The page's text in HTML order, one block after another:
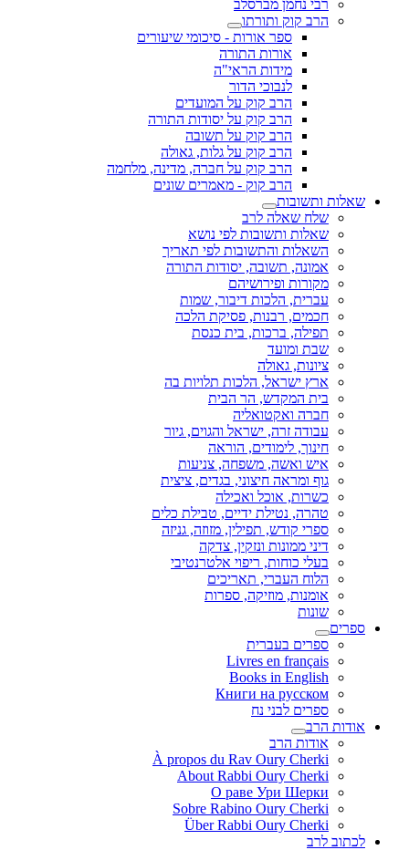
רבי נחמן מברסלב
הרב קוק ותורתו
ספר אורות - סיכומי שיעורים
אורות התורה
מידות הראי"ה
לנבוכי הדור
הרב קוק על המועדים
הרב קוק על יסודות התורה
הרב קוק על תשובה
הרב קוק על גלות, גאולה
הרב קוק על חברה, מדינה, מלחמה
הרב קוק - מאמרים שונים
שאלות ותשובות
שלח שאלה לרב
שאלות ותשובות לפי נושא
השאלות והתשובות לפי תאריך
אמונה, תשובה, יסודות התורה
מקורות ופירושיהם
עברית, הלכות דיבור, שמות
חכמים, רבנות, פסיקת הלכה
תפילה, ברכות, בית כנסת
שבת ומועד
ציונות, גאולה
ארץ ישראל, הלכות תלויות בה
בית המקדש, הר הבית
חברה ואקטואליה
עבודה זרה, ישראל והגוים, גיור
חינוך, לימודים, הוראה
איש ואשה, משפחה, צניעות
גוף ומראה חיצוני, בגדים, ציצית
כשרות, אוכל ואכילה
טהרה, נטילת ידיים, טבילת כלים
ספרי קודש, תפילין, מזוזה, גניזה
דיני ממונות ונזקין, צדקה
בעלי כוחות, ריפוי אלטרנטיבי
הלוח העברי, תאריכים
אומנות, מוזיקה, ספרות
שונות
ספרים
ספרים בעברית
Livres en français
Books in English
Книги на русском
ספרים לבני נח
אודות הרב
אודות הרב
À propos du Rav Oury Cherki
About Rabbi Oury Cherki
О раве Ури Шерки
Sobre Rabino Oury Cherki
Über Rabbi Oury Cherki
לכתוב לרב